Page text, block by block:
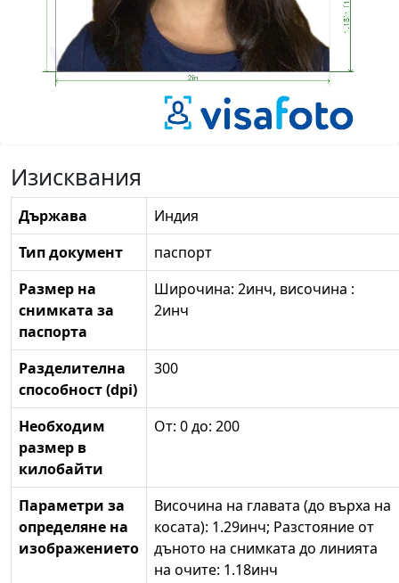
Изисквания
Държава
Индия
Тип документ
паспорт
Размер на
снимката за
паспорта
Широчина: 2инч, височина :
2инч
Разделителна
способност (dpi)
300
Необходим
размер в
килобайти
От: 0 до: 200
Параметри за
определяне на
изображението
Височина на главата (до върха на
косата): 1.29инч; Разстояние от
дъното на снимката до линията
на очите: 1.18инч